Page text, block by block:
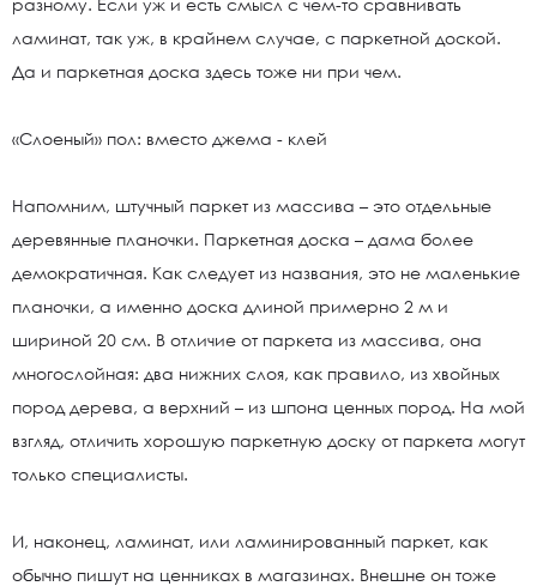
разному. Если уж и есть смысл с чем-то сравнивать
ламинат, так уж, в крайнем случае, с паркетной доской.
Да и паркетная доска здесь тоже ни при чем.
«Слоеный» пол: вместо джема - клей
Напомним, штучный паркет из массива – это отдельные
деревянные планочки. Паркетная доска – дама более
демократичная. Как следует из названия, это не маленькие
планочки, а именно доска длиной примерно 2 м и
шириной 20 см. В отличие от паркета из массива, она
многослойная: два нижних слоя, как правило, из хвойных
пород дерева, а верхний – из шпона ценных пород. На мой
взгляд, отличить хорошую паркетную доску от паркета могут
только специалисты.
И, наконец, ламинат, или ламинированный паркет, как
обычно пишут на ценниках в магазинах. Внешне он тоже